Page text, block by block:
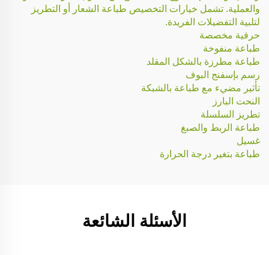
والعملية. تشمل خيارات التخصيص طباعة الشعار أو التطريز
لتلبية التفضيلات الفريدة.
حرفية مخصصة
طباعة منفوخة
طباعة مطرزة بالشكل المقلد
رسم بإسفنج البوف
تأثير مضيء مع طباعة بالشبكة
النحت البارز
تطريز السلسلة
طباعة الربط والصبغ
غسيل
طباعة بتغير درجة الحرارة
الأسئلة الشائعة